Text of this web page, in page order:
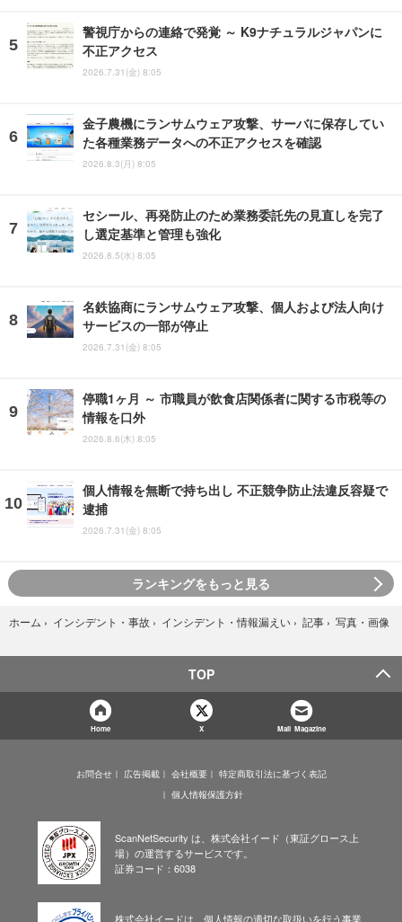
警視庁からの連絡で発覚 ～ K9ナチュラルジャパンに
不正アクセス
2026.7.31(金) 8:05
金子農機にランサムウェア攻撃、サーバに保存してい
た各種業務データへの不正アクセスを確認
2026.8.3(月) 8:05
セシール、再発防止のため業務委託先の見直しを完了
し選定基準と管理も強化
2026.8.5(水) 8:05
名鉄協商にランサムウェア攻撃、個人および法人向け
サービスの一部が停止
2026.7.31(金) 8:05
停職1ヶ月 ～ 市職員が飲食店関係者に関する市税等の
情報を口外
2026.8.6(木) 8:05
個人情報を無断で持ち出し 不正競争防止法違反容疑で
逮捕
2026.7.31(金) 8:05
ランキングをもっと見る
ホーム › インシデント・事故 › インシデント・情報漏えい › 記事 › 写真・画像
TOP
Home X Mail Magazine
お問合せ 広告掲載 会社概要
特定商取引法に基づく表記
個人情報保護方針
ScanNetSecurity は、株式会社イード（東証グロース上
場）の運営するサービスです。
証券コード：6038
株式会社イードは、個人情報の適切な取扱いを行う事業